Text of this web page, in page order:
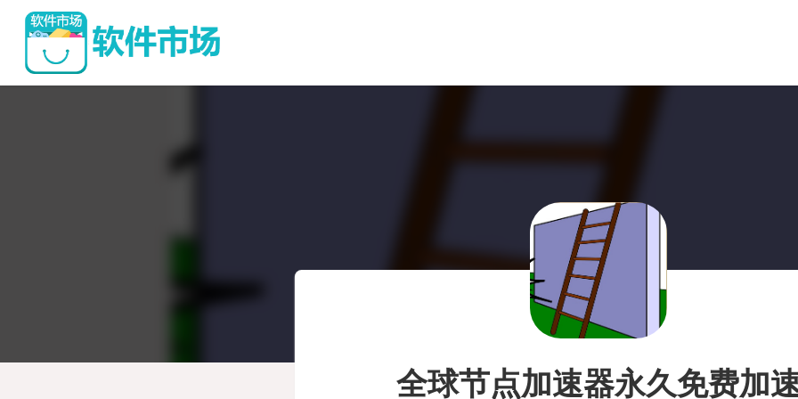
全球节点加速器永久免费加